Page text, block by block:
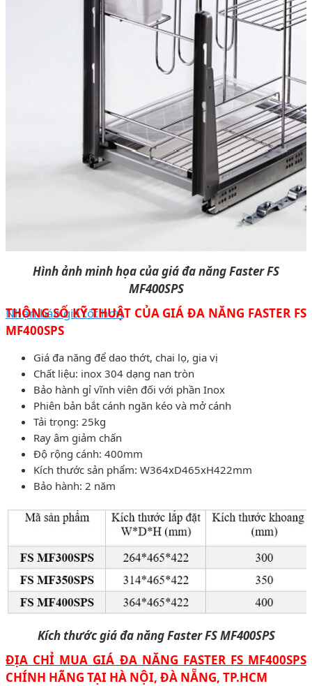
Hình ảnh minh họa của giá đa năng Faster FS
MF400SPS
Nhận báo giá tốt hơn
THÔNG SỐ KỸ THUẬT CỦA GIÁ ĐA NĂNG FASTER FS
MF400SPS
Giá đa năng để dao thớt, chai lọ, gia vị
Chất liệu: inox 304 dạng nan tròn
Bảo hành gỉ vĩnh viên đối với phần Inox
Phiên bản bắt cánh ngăn kéo và mở cánh
Tải trọng: 25kg
Ray âm giảm chấn
Độ rộng cánh: 400mm
Kích thước sản phẩm: W364xD465xH422mm
Bảo hành: 2 năm
Kích thước giá đa năng Faster FS MF400SPS
ĐỊA CHỈ MUA GIÁ ĐA NĂNG FASTER FS MF400SPS
CHÍNH HÃNG TẠI HÀ NỘI, ĐÀ NẴNG, TP.HCM